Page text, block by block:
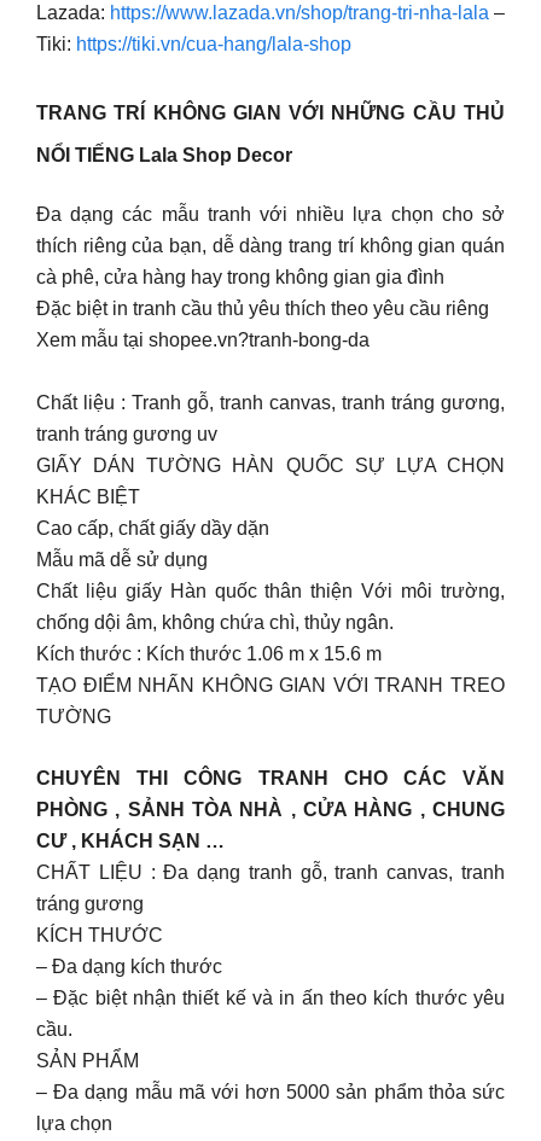
Lazada: https://www.lazada.vn/shop/trang-tri-nha-lala –
Tiki: https://tiki.vn/cua-hang/lala-shop
TRANG TRÍ KHÔNG GIAN VỚI NHỮNG CẦU THỦ
NỔI TIẾNG Lala Shop Decor
Đa dạng các mẫu tranh với nhiều lựa chọn cho sở
thích riêng của bạn, dễ dàng trang trí không gian quán
cà phê, cửa hàng hay trong không gian gia đình
Đặc biệt in tranh cầu thủ yêu thích theo yêu cầu riêng
Xem mẫu tại shopee.vn?tranh-bong-da
Chất liệu : Tranh gỗ, tranh canvas, tranh tráng gương,
tranh tráng gương uv
GIẤY DÁN TƯỜNG HÀN QUỐC SỰ LỰA CHỌN
KHÁC BIỆT
Cao cấp, chất giấy dầy dặn
Mẫu mã dễ sử dụng
Chất liệu giấy Hàn quốc thân thiện Với môi trường,
chống dội âm, không chứa chì, thủy ngân.
Kích thước : Kích thước 1.06 m x 15.6 m
TẠO ĐIỂM NHẤN KHÔNG GIAN VỚI TRANH TREO
TƯỜNG
CHUYÊN THI CÔNG TRANH CHO CÁC VĂN
PHÒNG , SẢNH TÒA NHÀ , CỬA HÀNG , CHUNG
CƯ , KHÁCH SẠN …
CHẤT LIỆU : Đa dạng tranh gỗ, tranh canvas, tranh
tráng gương
KÍCH THƯỚC
– Đa dạng kích thước
– Đặc biệt nhận thiết kế và in ấn theo kích thước yêu
cầu.
SẢN PHẨM
– Đa dạng mẫu mã với hơn 5000 sản phẩm thỏa sức
lựa chọn